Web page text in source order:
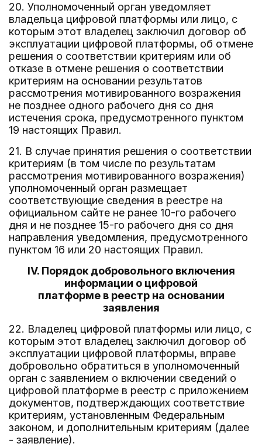
20. Уполномоченный орган уведомляет
владельца цифровой платформы или лицо, с
которым этот владелец заключил договор об
эксплуатации цифровой платформы, об отмене
решения о соответствии критериям или об
отказе в отмене решения о соответствии
критериям на основании результатов
рассмотрения мотивированного возражения
не позднее одного рабочего дня со дня
истечения срока, предусмотренного пунктом
19 настоящих Правил.
21. В случае принятия решения о соответствии
критериям (в том числе по результатам
рассмотрения мотивированного возражения)
уполномоченный орган размещает
соответствующие сведения в реестре на
официальном сайте не ранее 10-го рабочего
дня и не позднее 15-го рабочего дня со дня
направления уведомления, предусмотренного
пунктом 16 или 20 настоящих Правил.
IV. Порядок добровольного включения
информации о цифровой
платформе в реестр на основании
заявления
22. Владелец цифровой платформы или лицо, с
которым этот владелец заключил договор об
эксплуатации цифровой платформы, вправе
добровольно обратиться в уполномоченный
орган с заявлением о включении сведений о
цифровой платформе в реестр с приложением
документов, подтверждающих соответствие
критериям, установленным Федеральным
законом, и дополнительным критериям (далее
- заявление).